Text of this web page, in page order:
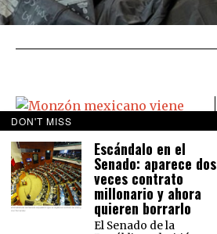
Monzón mexicano viene ‘bravo’:
Causará lluvias en todo México
El Servicio Meteorológico Nacional
prevé para este martes 16 de
agosto lluvias intensas en el norte
DON'T MISS
Escándalo en el
Senado: aparece dos
veces contrato
millonario y ahora
quieren borrarlo
El Senado de la